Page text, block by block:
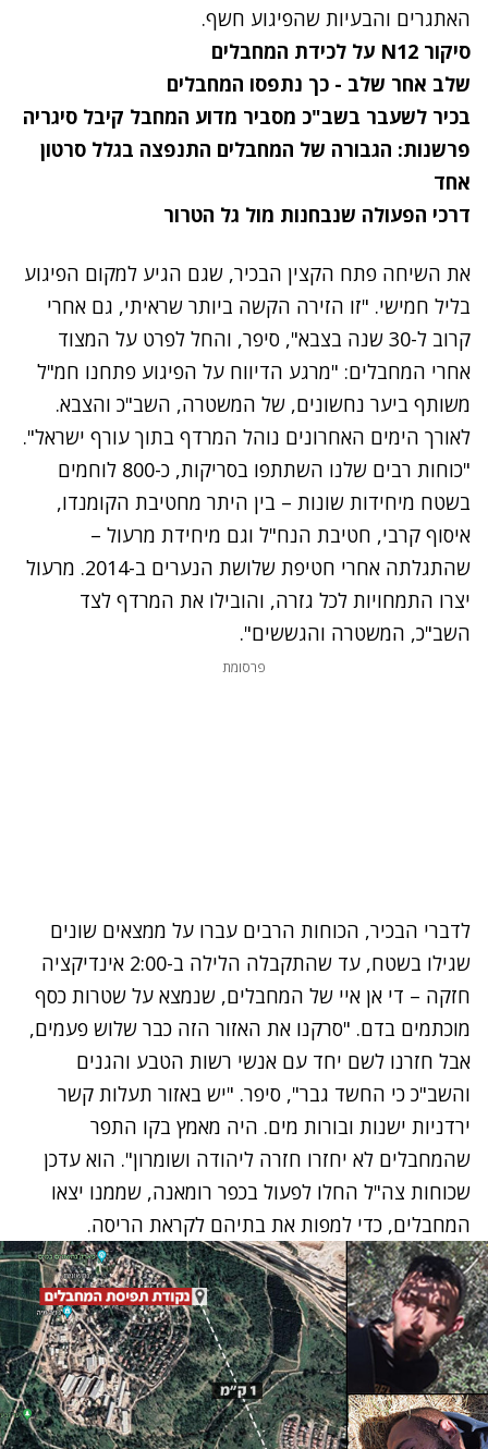
האתגרים והבעיות שהפיגוע חשף.
סיקור N12 על לכידת המחבלים
שלב אחר שלב - כך נתפסו המחבלים
בכיר לשעבר בשב"כ מסביר מדוע המחבל קיבל סיגריה
פרשנות: הגבורה של המחבלים התנפצה בגלל סרטון
אחד
דרכי הפעולה שנבחנות מול גל הטרור
את השיחה פתח הקצין הבכיר, שגם הגיע למקום הפיגוע
בליל חמישי. "זו הזירה הקשה ביותר שראיתי, גם אחרי
קרוב ל-30 שנה בצבא", סיפר, והחל לפרט על המצוד
אחרי המחבלים: "מרגע הדיווח על הפיגוע פתחנו חמ"ל
משותף ביער נחשונים, של המשטרה, השב"כ והצבא.
לאורך הימים האחרונים נוהל המרדף בתוך עורף ישראל".
"כוחות רבים שלנו השתתפו בסריקות, כ-800 לוחמים
בשטח מיחידות שונות – בין היתר מחטיבת הקומנדו,
איסוף קרבי, חטיבת הנח"ל וגם מיחידת מרעול –
שהתגלתה אחרי חטיפת שלושת הנערים ב-2014. מרעול
יצרו התמחויות לכל גזרה, והובילו את המרדף לצד
השב"כ, המשטרה והגששים".
פרסומת
לדברי הבכיר, הכוחות הרבים עברו על ממצאים שונים
שגילו בשטח, עד שהתקבלה הלילה ב-2:00 אינדיקציה
חזקה – די אן איי של המחבלים, שנמצא על שטרות כסף
מוכתמים בדם. "סרקנו את האזור הזה כבר שלוש פעמים,
אבל חזרנו לשם יחד עם אנשי רשות הטבע והגנים
והשב"כ כי החשד גבר", סיפר. "יש באזור תעלות קשר
ירדניות ישנות ובורות מים. היה מאמץ בקו התפר
שהמחבלים לא יחזרו חזרה ליהודה ושומרון". הוא עדכן
שכוחות צה"ל החלו לפעול בכפר רומאנה, שממנו יצאו
המחבלים, כדי למפות את בתיהם לקראת הריסה.